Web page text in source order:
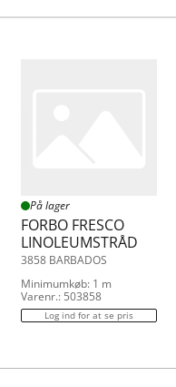
På lager
FORBO FRESCO
LINOLEUMSTRÅD
3858 BARBADOS
Minimumkøb: 1 m
Varenr.: 503858
Log ind for at se pris